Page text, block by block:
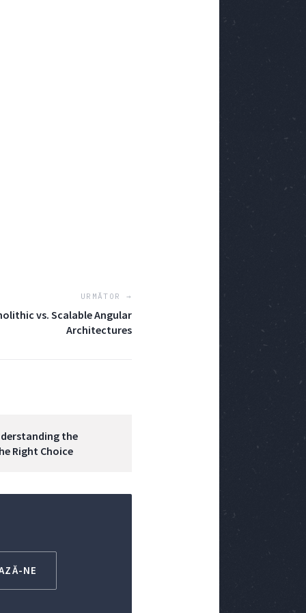
URMĂTOR →
vs. Scalable Angular
Architectures
the
Right Choice
NE